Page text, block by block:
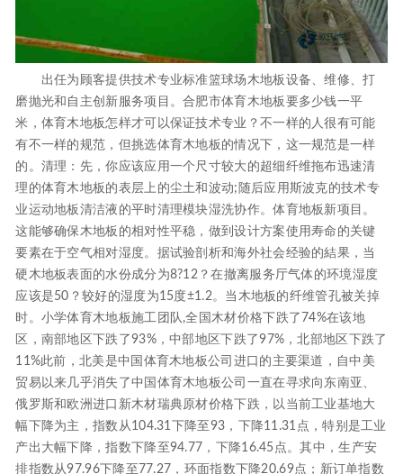
出任为顾客提供技术专业标准篮球场木地板设备、维修、打
磨抛光和自主创新服务项目。合肥市体育木地板要多少钱一平
米，体育木地板怎样才可以保证技术专业？不一样的人很有可能
有不一样的规范，但挑选体育木地板的情况下，这一规范是一样
的。清理：先，你应该应用一个尺寸较大的超细纤维拖布迅速清
理的体育木地板的表层上的尘土和波动;随后应用斯波克的技术专
业运动地板清洁液的平时清理模块湿洗协作。体育地板新项目。
这能够确保木地板的相对性平稳，做到设计方案使用寿命的关键
要素在于空气相对湿度。据试验剖析和海外社会经验的結果，当
硬木地板表面的水份成分为8?12？在撤离服务厅气体的环境湿度
应该是50？较好的湿度为15度±1.2。当木地板的纤维管孔被关掉
时。小学体育木地板施工团队,全国木材价格下跌了74%在该地
区，南部地区下跌了93%，中部地区下跌了97%，北部地区下跌了
11%此前，北美是中国体育木地板公司进口的主要渠道，自中美
贸易以来几乎消失了中国体育木地板公司一直在寻求向东南亚、
俄罗斯和欧洲进口新木材瑞典原材价格下跌，以当前工业基地大
幅下降为主，指数从104.31下降至93，下降11.31点，特别是工业
产出大幅下降，指数下降至94.77，下降16.45点。其中，生产安
排指数从97.96下降至77.27，环面指数下降20.69点；新订单指数